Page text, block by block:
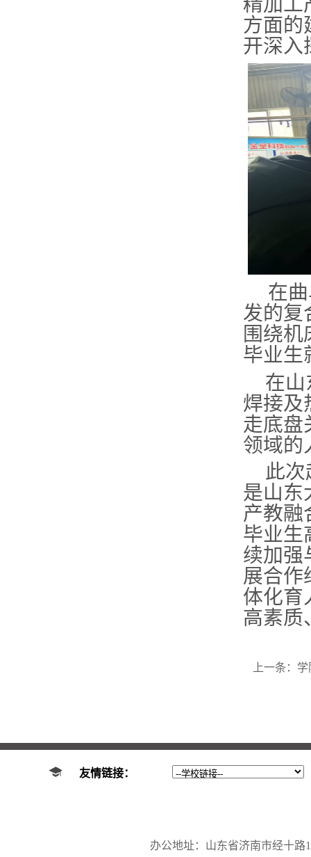
方面的
开深入
在
发的复
围绕
毕业生
在山
焊接及
走底盘
领域的
此
是山东
产教融
毕业生
续加强
展合作
体化育
高素质
上一条： 学
友情链接：
办公地址：山东省济南市经十路